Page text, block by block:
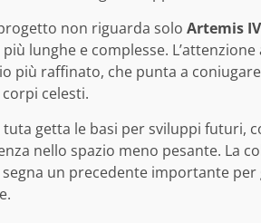
non riguarda solo Artemis IV
lunghe e complesse.
più raffinato, che punta a
celesti.
tuta getta le basi per sviluppi futuri,
nello spazio meno pesante. La
un precedente importante